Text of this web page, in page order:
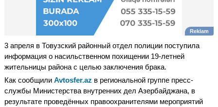
3 апреля в Товузский районный отдел полиции поступила
информация о насильственном похищении 19-летней
жительницы района с целью заключения брака.
Как сообщили Avtosfer.az в региональной группе пресс-
службы Министерства внутренних дел Азербайджана, в
результате проведённых правоохранителями мероприятий